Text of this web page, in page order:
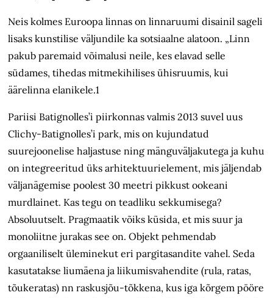
Neis kolmes Euroopa linnas on linnaruumi disainil sageli
lisaks kunstilise väljundile ka sotsiaalne alatoon. „Linn
pakub paremaid võimalusi neile, kes elavad selle
südames, tihedas mitmekihilises ühisruumis, kui
äärelinna elanikele.1
Pariisi Batignolles’i piirkonnas valmis 2013 suvel uus
Clichy-Batignolles’i park, mis on kujundatud
suurejoonelise haljastuse ning mänguväljakutega ja kuhu
on integreeritud üks arhitektuurielement, mis jäljendab
väljanägemise poolest 30 meetri pikkust ookeani
murdlainet. Kas tegu on teadliku sekkumisega?
Absoluutselt. Pragmaatik võiks küsida, et mis suur ja
monoliitne jurakas see on. Objekt pehmendab
orgaaniliselt üleminekut eri pargitasandite vahel. Seda
kasutatakse liumäena ja liikumisvahendite (rula, ratas,
tõukeratas) nn raskusjõu-tõkkena, kus iga kõrgem pööre